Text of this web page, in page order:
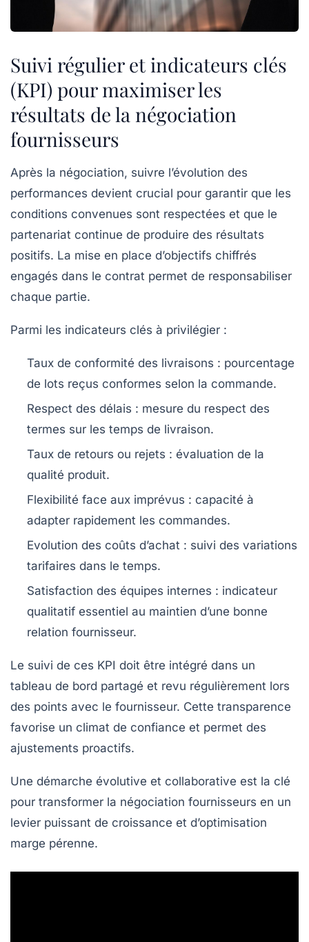
Suivi régulier et indicateurs clés
(KPI) pour maximiser les
résultats de la négociation
fournisseurs
Après la négociation, suivre l’évolution des
performances devient crucial pour garantir que les
conditions convenues sont respectées et que le
partenariat continue de produire des résultats
positifs. La mise en place d’objectifs chiffrés
engagés dans le contrat permet de responsabiliser
chaque partie.
Parmi les indicateurs clés à privilégier :
Taux de conformité des livraisons : pourcentage
de lots reçus conformes selon la commande.
Respect des délais : mesure du respect des
termes sur les temps de livraison.
Taux de retours ou rejets : évaluation de la
qualité produit.
Flexibilité face aux imprévus : capacité à
adapter rapidement les commandes.
Evolution des coûts d’achat : suivi des variations
tarifaires dans le temps.
Satisfaction des équipes internes : indicateur
qualitatif essentiel au maintien d’une bonne
relation fournisseur.
Le suivi de ces KPI doit être intégré dans un
tableau de bord partagé et revu régulièrement lors
des points avec le fournisseur. Cette transparence
favorise un climat de confiance et permet des
ajustements proactifs.
Une démarche évolutive et collaborative est la clé
pour transformer la négociation fournisseurs en un
levier puissant de croissance et d’optimisation
marge pérenne.